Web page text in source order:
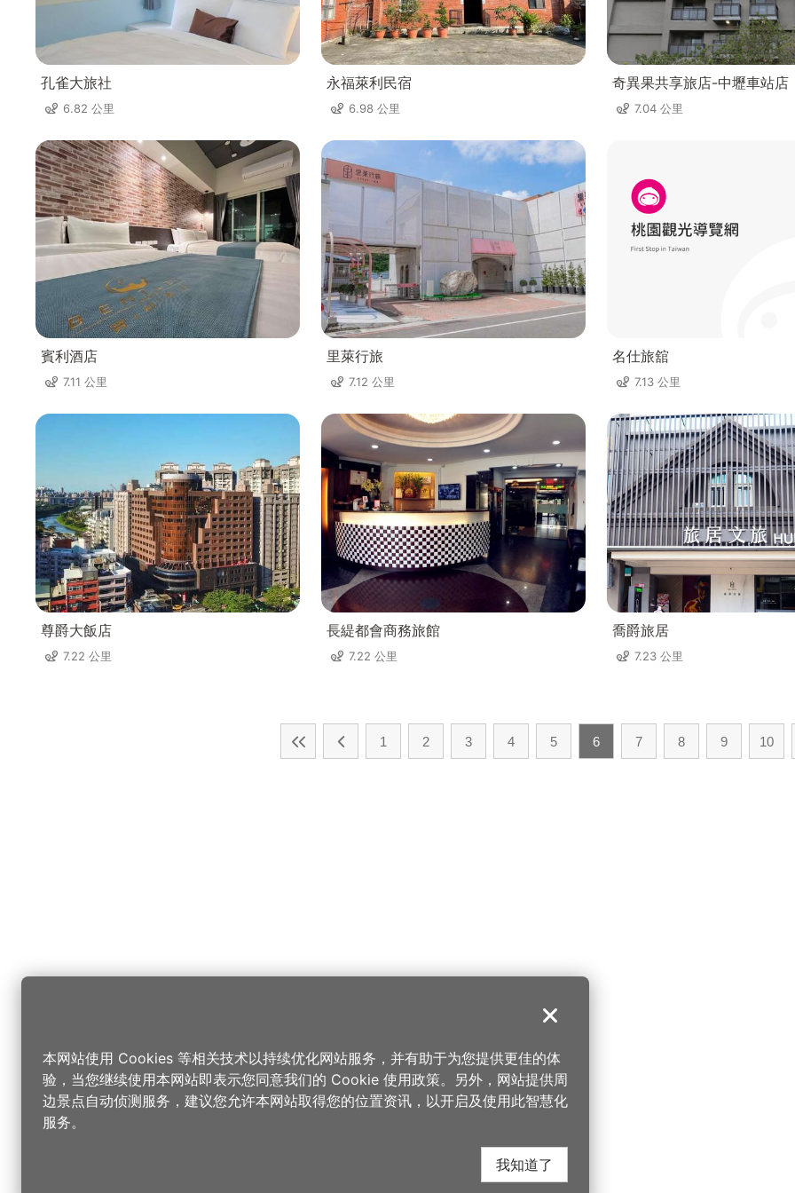
孔雀大旅社
6.82 公里
永福萊利民宿
6.98 公里
奇異果共享旅店-中壢車站店
7.04 公里
賓利酒店
7.11 公里
里萊行旅
7.12 公里
名仕旅舘
7.13 公里
尊爵大飯店
7.22 公里
長緹都會商務旅館
7.22 公里
喬爵旅居
7.23 公里
1 2 3 4 5 6 7 8 9 10
关闭
本网站使用 Cookies 等相关技术以持续优化网站服务，并有助于为您提供更佳的体
验，当您继续使用本网站即表示您同意我们的 Cookie 使用政策。另外，网站提供周
边景点自动侦测服务，建议您允许本网站取得您的位置资讯，以开启及使用此智慧化
服务。
我知道了